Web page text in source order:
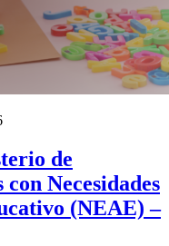
de
Necesidades
(NEAE) –